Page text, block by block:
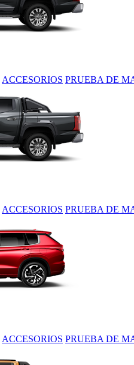
ACCESORIOS PRUEBA DE
ACCESORIOS PRUEBA DE
ACCESORIOS PRUEBA DE